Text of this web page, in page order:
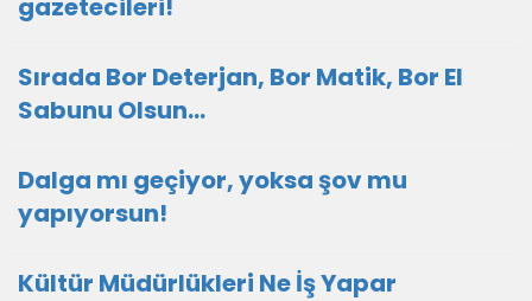
gazetecileri!
Sırada Bor Deterjan, Bor Matik, Bor El
Sabunu Olsun…
Dalga mı geçiyor, yoksa şov mu
yapıyorsun!
Kültür Müdürlükleri Ne İş Yapar